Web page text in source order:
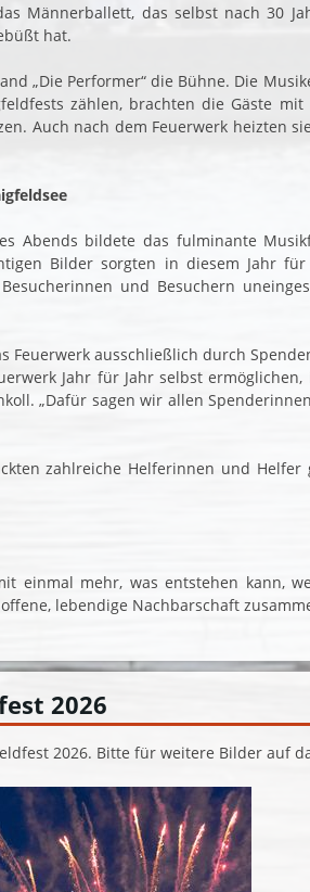
Männerballett, das selbst nach 30
hat.
„Die Performer“ die Bühne. Die
zählen, brachten die Gäste mit
Auch nach dem Feuerwerk heizten
Abends bildete das fulminante
Bilder sorgten in diesem Jahr
und Besuchern
Feuerwerk ausschließlich durch
Jahr für Jahr selbst
„Dafür sagen wir allen
zahlreiche Helferinnen und Helfer
einmal mehr, was entstehen kann,
lebendige Nachbarschaft
2026
2026. Bitte für weitere Bilder auf